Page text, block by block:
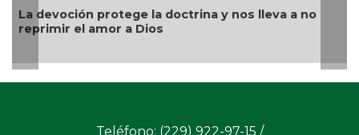
protege la doctrina y nos lleva a no
el amor a Dios